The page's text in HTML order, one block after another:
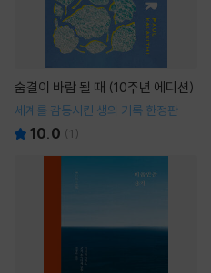
숨결이 바람 될 때 (10주년 에디션)
세계를 감동시킨 생의 기록 한정판
10.0 (1 )